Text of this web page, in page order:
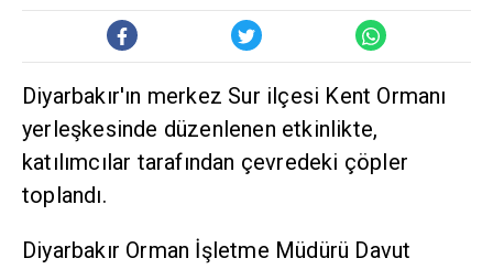
Diyarbakır'ın merkez Sur ilçesi Kent Ormanı
yerleşkesinde düzenlenen etkinlikte,
katılımcılar tarafından çevredeki çöpler
toplandı.
Diyarbakır Orman İşletme Müdürü Davut